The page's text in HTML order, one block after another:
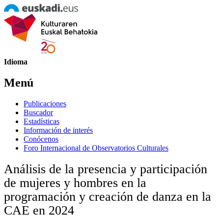
Idioma
Menú
Publicaciones
Buscador
Estadísticas
Información de interés
Conócenos
Foro Internacional de Observatorios Culturales
Análisis de la presencia y participación
de mujeres y hombres en la
programación y creación de danza en la
CAE en 2024